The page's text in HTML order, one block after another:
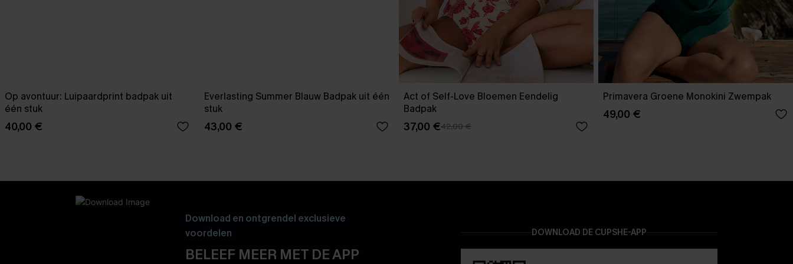
Op avontuur: Luipaardprint badpak uit
één stuk
40,00 €
Everlasting Summer Blauw Badpak uit één
stuk
43,00 €
Act of Self-Love Bloemen Eendelig
Badpak
37,00 €42,00 €
Primavera Groene Monokini Zwempak
49,00 €
Download en ontgrendel exclusieve
voordelen
BELEEF MEER MET DE APP
DOWNLOAD DE CUPSHE-APP